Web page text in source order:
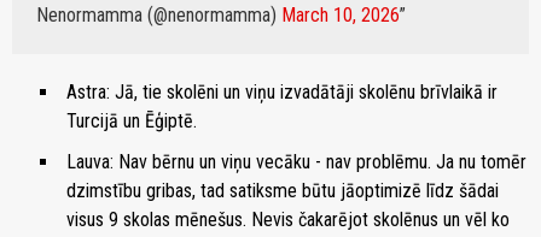
Nenormamma (@nenormamma) March 10, 2026
Astra: Jā, tie skolēni un viņu izvadātāji skolēnu brīvlaikā ir
Turcijā un Ēģiptē.
Lauva: Nav bērnu un viņu vecāku - nav problēmu. Ja nu tomēr
dzimstību gribas, tad satiksme būtu jāoptimizē līdz šādai
visus 9 skolas mēnešus. Nevis čakarējot skolēnus un vēl ko